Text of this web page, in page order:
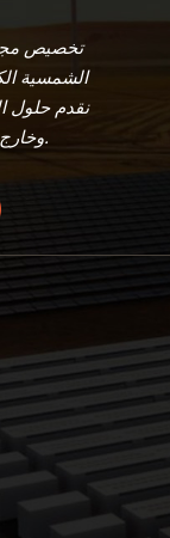
يتعلم
الشمسية
نقدم حلول
وخارج الشبكة، والهجينة، وعرض الديزل.